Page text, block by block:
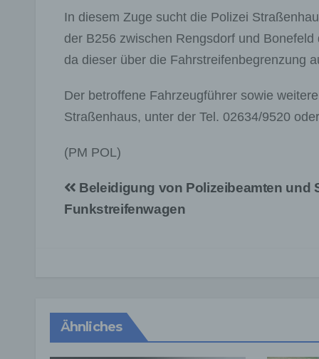
In diesem Zuge sucht die Polizei
der B256 zwischen Rengsdorf und
da dieser über die Fahrstreifenbegrenzung
Der betroffene Fahrzeugführer sowie
Straßenhaus, unter der Tel. 02634/9520
(PM POL)
Beitragsnavigation
Beleidigung von Polizeibeamten und
Funkstreifenwagen
Ähnliches